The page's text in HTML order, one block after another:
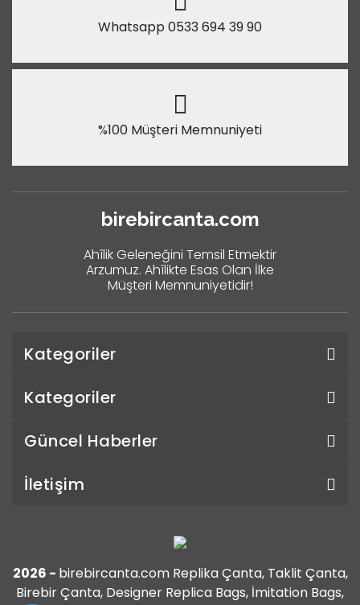
Whatsapp 0533 694 39 90
%100 Müşteri Memnuniyeti
birebircanta.com
Ahîlik Geleneğini Temsil Etmektir
Arzumuz. Ahîlikte Esas Olan İlke
Müşteri Memnuniyetidir!
Kategoriler
Kategoriler
Güncel Haberler
İletişim
2026 - birebircanta.com Replika Çanta, Taklit Çanta,
Birebir Çanta, Designer Replica Bags, İmitation Bags,